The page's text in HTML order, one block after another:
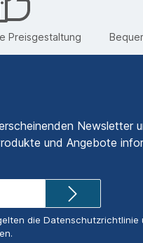
Preisgestaltung
Newsletter
und Angebote
die Datenschutzrichtlinie
.